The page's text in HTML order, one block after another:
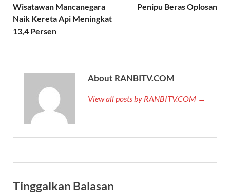
Wisatawan Mancanegara
Naik Kereta Api Meningkat
13,4 Persen
Penipu Beras Oplosan
About RANBITV.COM
View all posts by RANBITV.COM →
Tinggalkan Balasan